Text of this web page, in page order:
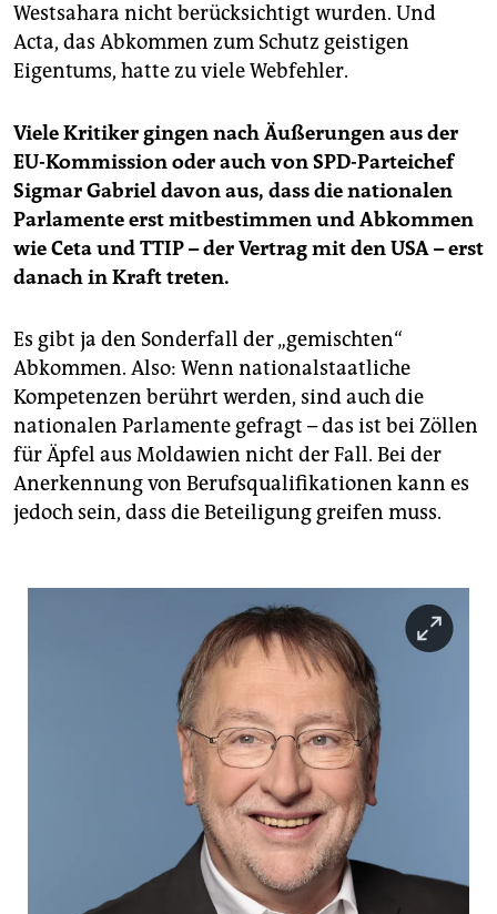
Westsahara nicht berücksichtigt wurden. Und
Acta, das Abkommen zum Schutz geistigen
Eigentums, hatte zu viele Webfehler.
Viele Kritiker gingen nach Äußerungen aus der
EU-Kommission oder auch von SPD-Parteichef
Sigmar Gabriel davon aus, dass die nationalen
Parlamente erst mitbestimmen und Abkommen
wie Ceta und TTIP – der Vertrag mit den USA – erst
danach in Kraft treten.
Es gibt ja den Sonderfall der „gemischten“
Abkommen. Also: Wenn nationalstaatliche
Kompetenzen berührt werden, sind auch die
nationalen Parlamente gefragt – das ist bei Zöllen
für Äpfel aus Moldawien nicht der Fall. Bei der
Anerkennung von Berufsqualifikationen kann es
jedoch sein, dass die Beteiligung greifen muss.